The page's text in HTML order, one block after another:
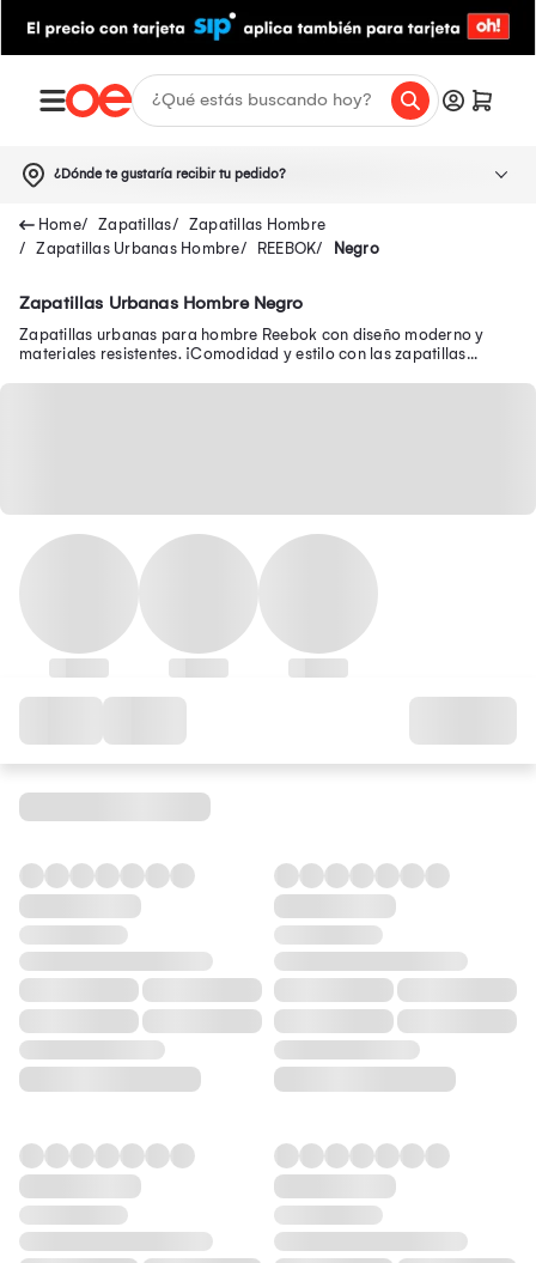
¿Dónde te gustaría recibir tu pedido?
Zapatillas
Zapatillas Hombre
Zapatillas Urbanas Hombre
REEBOK Negro
Zapatillas Urbanas Hombre Negro
Zapatillas urbanas para hombre Reebok con diseño moderno y
materiales resistentes. ¡Comodidad y estilo con las zapatillas